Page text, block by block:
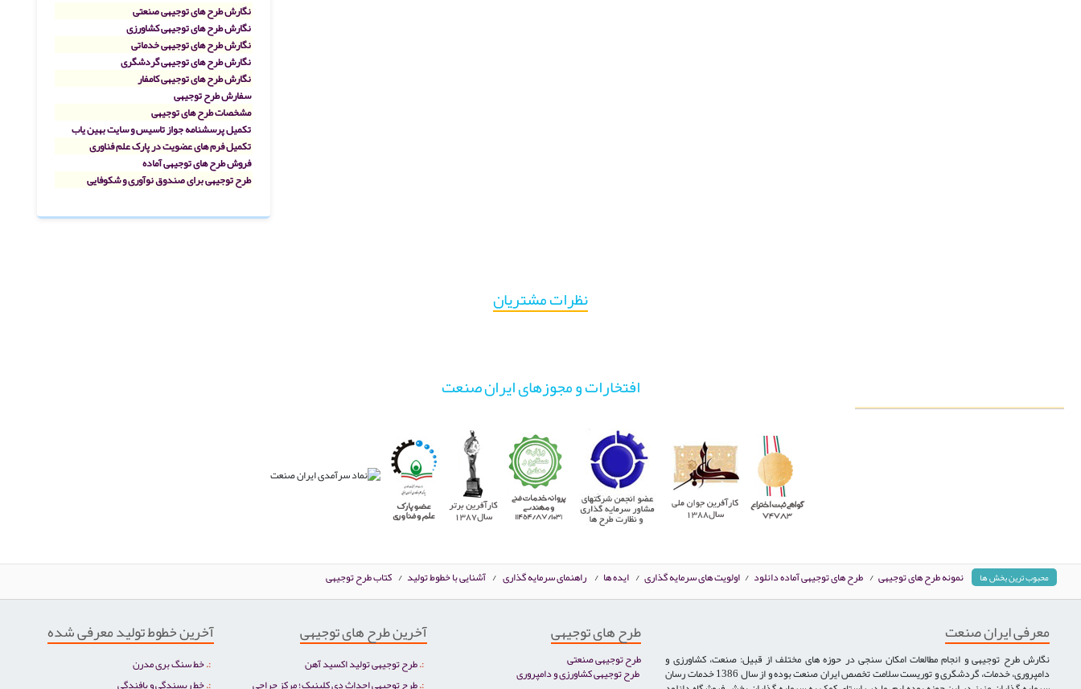
نگارش طرح های توجیهی صنعتی
نگارش طرح های توجیهی کشاورزی
نگارش طرح های توجیهی خدماتی
نگارش طرح های توجیهی گردشگری
نگارش طرح های توجیهی کامفار
سفارش طرح توجیهی
مشخصات طرح های توجیهی
تکمیل پرسشنامه جواز تاسیس و سایت بهین یاب
تکمیل فرم های عضویت در پارک علم فناوری
فروش طرح های توجیهی آماده
طرح توجیهی برای صندوق نوآوری و شکوفایی
نظرات مشتریان
افتخارات و مجوزهای ایران صنعت
محبوب ترین بخش ها نمونه طرح های توجیهی / طرح های توجیهی آماده دانلود / اولویت های سرمایه گذاری / ایده ها / راهنمای سرمایه گذاری / آشنایی با خطوط تولید / کتاب طرح توجیهی
آخرین خطوط تولید معرفی شده
خط سنگ بری مدرن
خط ریسندگی و بافندگی
آخرین طرح های توجیهی
طرح توجیهی تولید اکسید آهن
طرح توجیهی احداث دی کلینیک؛ مرکز جراحی
طرح های توجیهی
طرح توجیهی صنعتی
طرح توجیهی کشاورزی و دامپروری
معرفی ایران صنعت
نگارش طرح توجیهی و انجام مطالعات امکان سنجی در حوزه های مختلف از قبیل: صنعت، کشاورزی و
دامپروری، خدمات، گردشگری و توریست سلامت تخصص ایران صنعت بوده و از سال 1386 خدمات رسان